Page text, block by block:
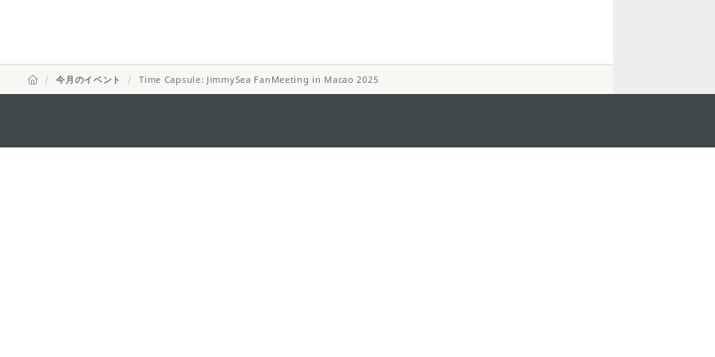
今月のイベント Time Capsule: JimmySea FanMeeting in Macao 2025